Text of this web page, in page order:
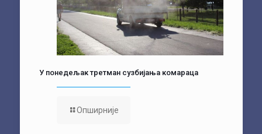
У понедељак третман сузбијања комараца
Опширније